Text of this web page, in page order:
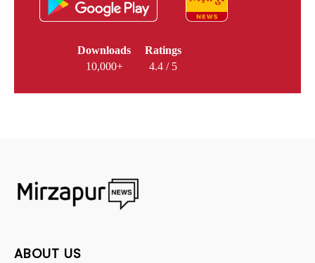
Downloads
10,000+
Ratings
4.4 / 5
ABOUT US